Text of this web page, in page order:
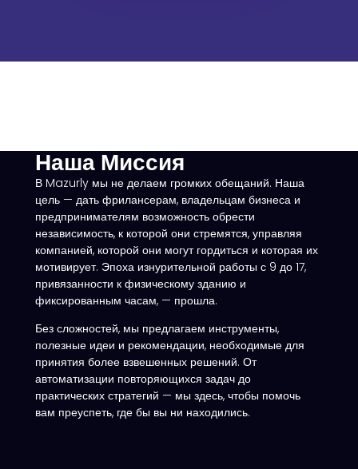
Наша Миссия
В Mazurly мы не делаем громких обещаний. Наша
цель — дать фрилансерам, владельцам бизнеса и
предпринимателям возможность обрести
независимость, к которой они стремятся, управляя
компанией, которой они могут гордиться и которая их
мотивирует. Эпоха изнурительной работы с 9 до 17,
привязанности к физическому зданию и
фиксированным часам, — прошла.
Без сложностей, мы предлагаем инструменты,
полезные идеи и рекомендации, необходимые для
принятия более взвешенных решений. От
автоматизации повторяющихся задач до
практических стратегий — мы здесь, чтобы помочь
вам преуспеть, где бы вы ни находились.